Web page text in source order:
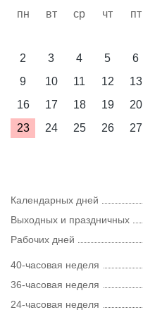
пн вт ср чт пт
2
3 4 5 6
9
10 11 12 13
16
17 18 19 20
23
24 25 26 27
Календарных дней
Выходных и праздничных
Рабочих дней
40-часовая неделя
36-часовая неделя
24-часовая неделя